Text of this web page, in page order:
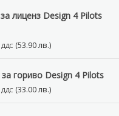
15.75 €
17.33 €
лиценз Design 4 Pilots
ДДС (53.90 лв.)
гориво Design 4 Pilots
ДДС (33.00 лв.)